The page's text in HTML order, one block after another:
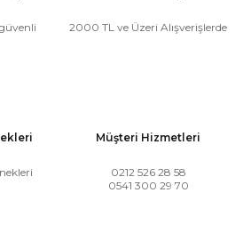
2000 TL ve Üzeri Alışverişlerde
Müşteri Hizmetleri
0212 526 28 58
0541 300 29 70